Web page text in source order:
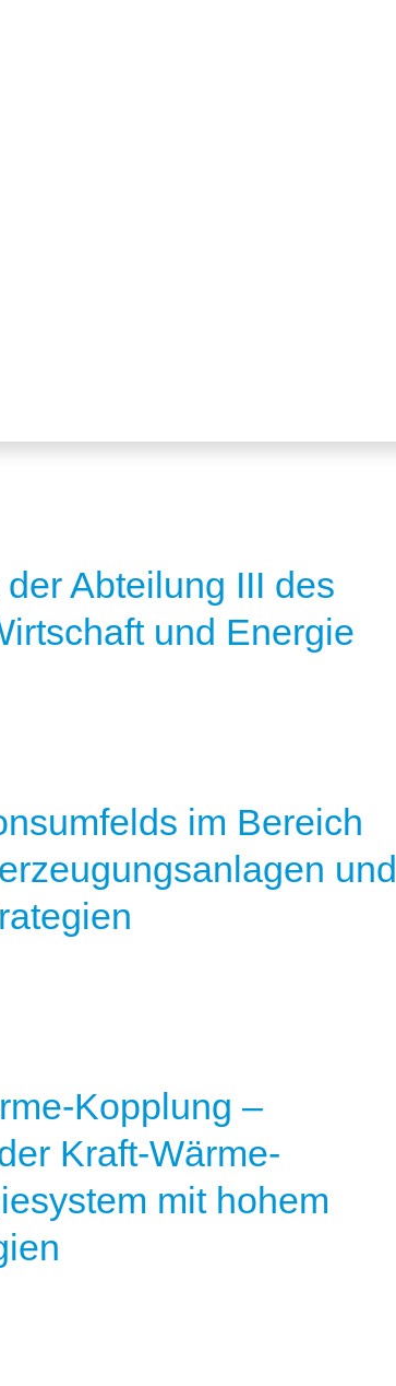
der Energiewende
Abteilung III des
und Energie
im Bereich
und
Kopplung –
Kraft-Wärme-
mit hohem